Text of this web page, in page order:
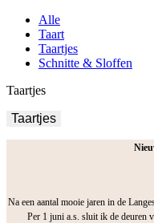
Alle
Taart
Taartjes
Schnitte & Sloffen
Taartjes
Taartjes
Na een aantal mooie jaren in de
Per 1 juni a.s. sluit ik de deuren